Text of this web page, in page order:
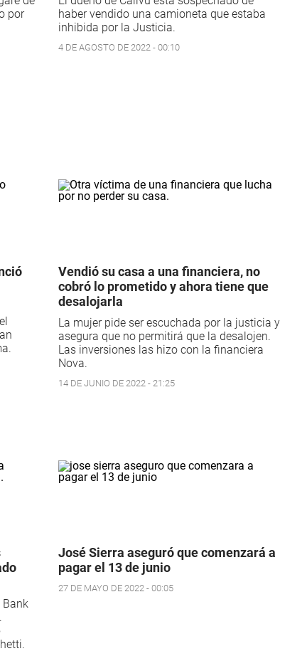
por
haber vendido una camioneta que estaba
inhibida por la Justicia.
4 DE AGOSTO DE 2022 - 00:10
Vendió su casa a una financiera, no
cobró lo prometido y ahora tiene que
desalojarla
La mujer pide ser escuchada por la justicia y
asegura que no permitirá que la desalojen.
Las inversiones las hizo con la financiera
Nova.
14 DE JUNIO DE 2022 - 21:25
Bank
José Sierra aseguró que comenzará a
pagar el 13 de junio
27 DE MAYO DE 2022 - 00:05